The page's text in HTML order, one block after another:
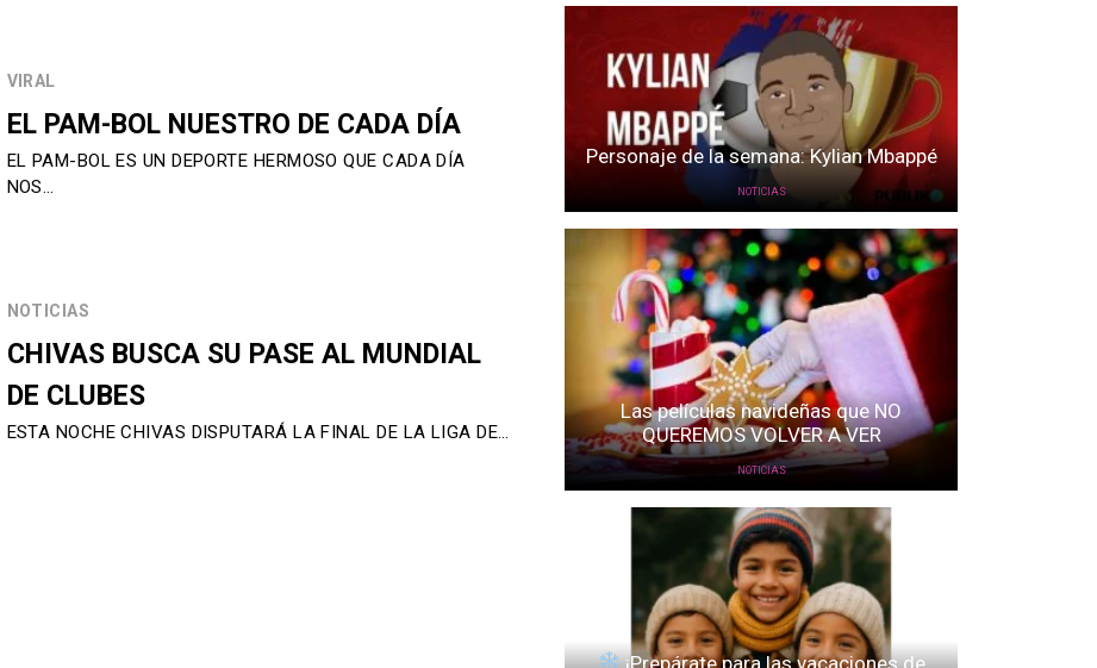
VIRAL
EL PAM-BOL NUESTRO DE CADA DÍA
EL PAM-BOL ES UN DEPORTE HERMOSO QUE CADA DÍA
NOS…
NOTICIAS
CHIVAS BUSCA SU PASE AL MUNDIAL
DE CLUBES
ESTA NOCHE CHIVAS DISPUTARÁ LA FINAL DE LA LIGA DE…
Personaje de la semana: Kylian Mbappé
NOTICIAS
Las películas navideñas que NO
QUEREMOS VOLVER A VER
NOTICIAS
¡Prepárate para las vacaciones de